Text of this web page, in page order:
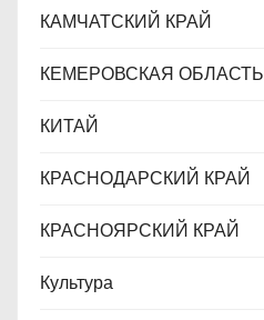
КАМЧАТСКИЙ КРАЙ
КЕМЕРОВСКАЯ ОБЛАСТЬ
КИТАЙ
КРАСНОДАРСКИЙ КРАЙ
КРАСНОЯРСКИЙ КРАЙ
Культура